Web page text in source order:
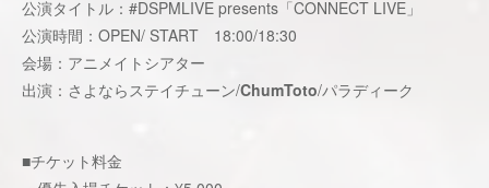
公演タイトル：#DSPMLIVE presents「CONNECT LIVE」
公演時間：OPEN/ START 18:00/18:30
会場：アニメイトシアター
出演：さよならステイチューン/ChumToto/パラディーク
■チケット料金